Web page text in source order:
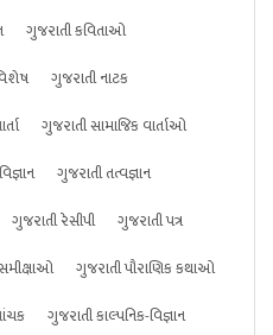
ગુજરાતી કવિતાઓ
ગુજરાતી નાટક
ગુજરાતી સામાજિક વાર્તાઓ
ગુજરાતી તત્વજ્ઞાન
ગુજરાતી રેસીપી
ગુજરાતી પત્ર
ગુજરાતી પૌરાણિક કથાઓ
ગુજરાતી કાલ્પનિક-વિજ્ઞાન